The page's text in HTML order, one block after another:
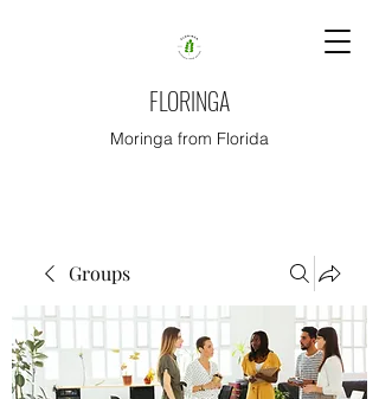
FLORINGA
Moringa from Florida
Groups